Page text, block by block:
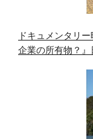
ドキュメンタリ
企業の所有物？』